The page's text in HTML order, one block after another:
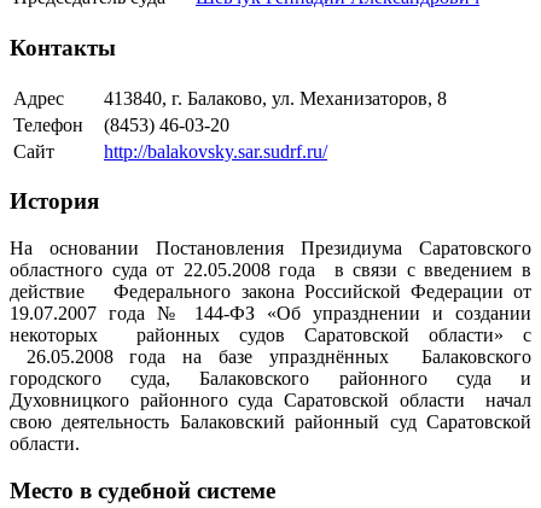
Контакты
Адрес
413840, г. Балаково, ул. Механизаторов, 8
Телефон
(8453) 46-03-20
Сайт
http://balakovsky.sar.sudrf.ru/
История
На основании Постановления Президиума Саратовского
областного суда от 22.05.2008 года в связи с введением в
действие Федерального закона Российской Федерации от
19.07.2007 года № 144-ФЗ «Об упразднении и создании
некоторых районных судов Саратовской области» с
26.05.2008 года на базе упразднённых Балаковского
городского суда, Балаковского районного суда и
Духовницкого районного суда Саратовской области начал
свою деятельность Балаковский районный суд Саратовской
области.
Место в судебной системе